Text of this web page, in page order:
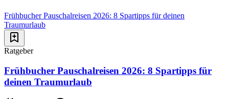
Frühbucher Pauschalreisen 2026: 8 Spartipps für deinen
Traumurlaub
Ratgeber
Frühbucher Pauschalreisen 2026: 8 Spartipps für
deinen Traumurlaub